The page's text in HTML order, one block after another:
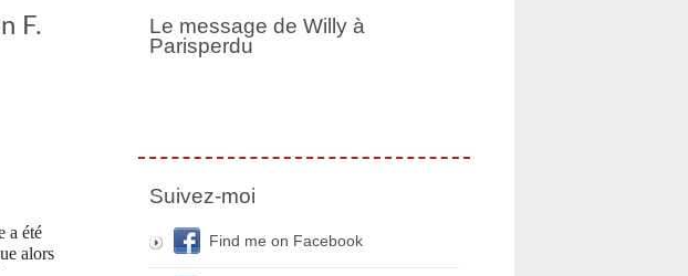
F.
a été
alors
Le message de Willy à
Parisperdu
Suivez-moi
Find me on Facebook